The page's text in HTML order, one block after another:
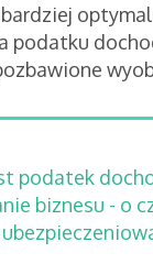
podatku
podatek
biznesu - o